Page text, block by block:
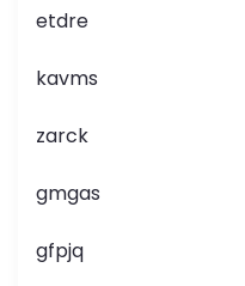
etdre
kavms
zarck
gmgas
gfpjq